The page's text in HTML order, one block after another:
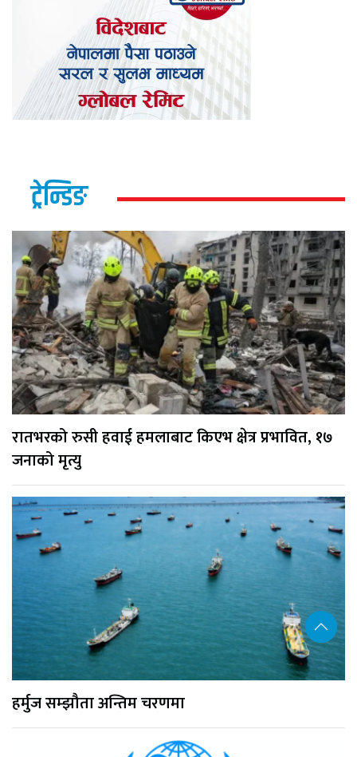
ट्रेन्डिङ
रातभरको रुसी हवाई हमलाबाट किएभ क्षेत्र प्रभावित, १७
जनाको मृत्यु
हर्मुज सम्झौता अन्तिम चरणमा